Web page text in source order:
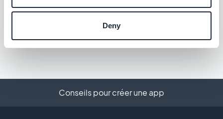
Deny
Optimisez la visibilité de votre PWA sur
Conseils pour créer une app